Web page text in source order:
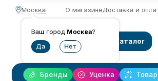
Москва
Ваш город Москва?
О магазинеДоставка и
Каталог
Уценка
Бренды